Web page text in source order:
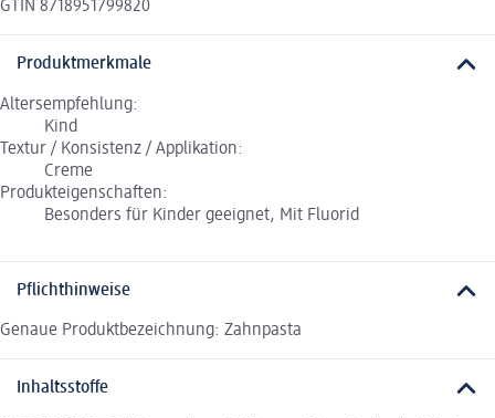
GTIN 8718951799820
Produktmerkmale
Altersempfehlung:
Kind
Textur / Konsistenz / Applikation:
Creme
Produkteigenschaften:
Besonders für Kinder geeignet, Mit Fluorid
Pflichthinweise
Genaue Produktbezeichnung: Zahnpasta
Inhaltsstoffe